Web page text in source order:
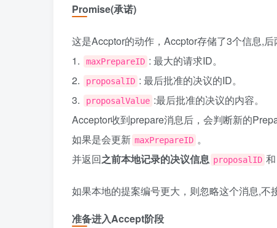
Promise(承诺)
这是Accptor的动作，Accptor存储了3个信息,后
1.
maxPrepareID : 最大的请求ID。
2.
proposalID : 最后批准的决议的ID。
3.
proposalValue :最后批准的决议的内容。
Acceptor收到prepare消息后，会判断新的
如果是会更新 maxPrepareID 。
并返回之前本地记录的决议信息 proposalID 和
如果本地的提案编号更大，则忽略这个消息,不
准备进入Accept阶段